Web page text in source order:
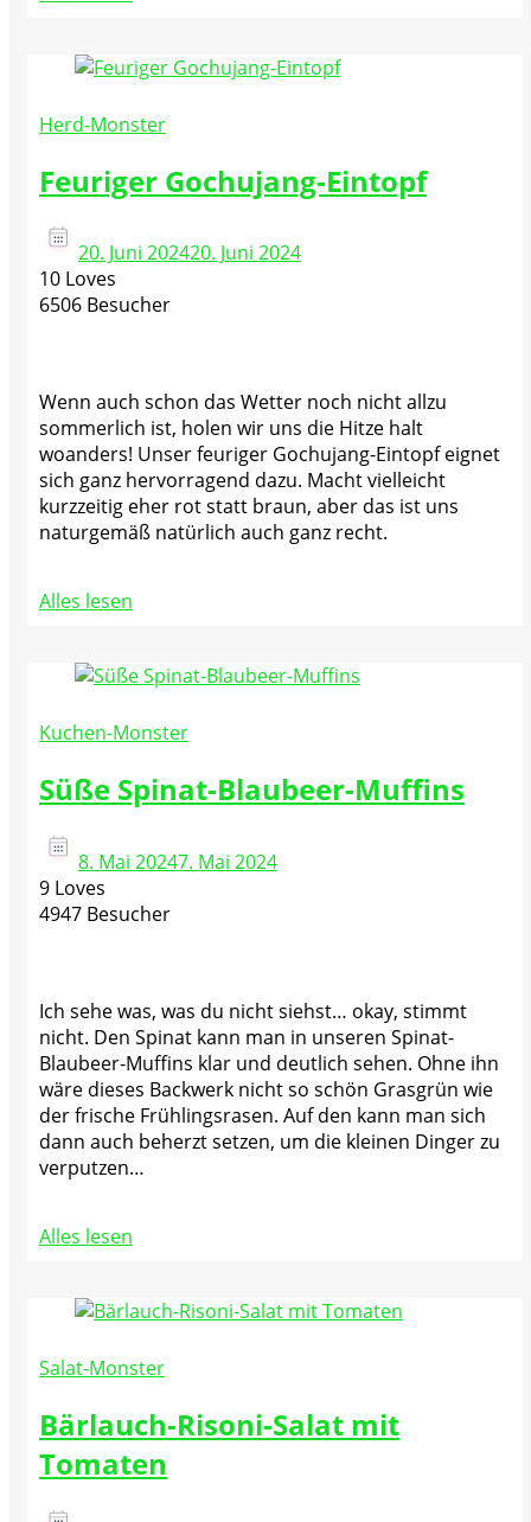
Herd-Monster
Feuriger Gochujang-Eintopf
20. Juni 202420. Juni 2024
10 Loves
6506 Besucher
Wenn auch schon das Wetter noch nicht allzu
sommerlich ist, holen wir uns die Hitze halt
woanders! Unser feuriger Gochujang-Eintopf eignet
sich ganz hervorragend dazu. Macht vielleicht
kurzzeitig eher rot statt braun, aber das ist uns
naturgemäß natürlich auch ganz recht.
Alles lesen
Kuchen-Monster
Süße Spinat-Blaubeer-Muffins
8. Mai 20247. Mai 2024
9 Loves
4947 Besucher
Ich sehe was, was du nicht siehst… okay, stimmt
nicht. Den Spinat kann man in unseren Spinat-
Blaubeer-Muffins klar und deutlich sehen. Ohne ihn
wäre dieses Backwerk nicht so schön Grasgrün wie
der frische Frühlingsrasen. Auf den kann man sich
dann auch beherzt setzen, um die kleinen Dinger zu
verputzen…
Alles lesen
Salat-Monster
Bärlauch-Risoni-Salat mit
Tomaten